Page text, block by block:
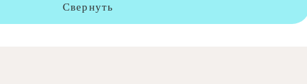
Свернуть